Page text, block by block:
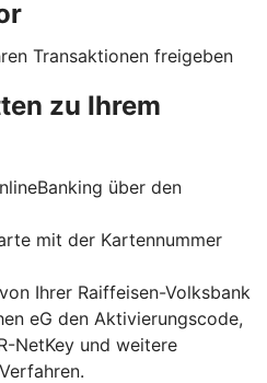
Transaktionen freigeben
zu Ihrem
über den
mit der Kartennummer
Ihrer Raiffeisen-Volksbank
eG den Aktivierungscode,
NetKey und weitere